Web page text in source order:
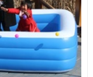
ô cho đến khi nghe
ô ra để nơi thoáng
lại, giúp lớp phủ